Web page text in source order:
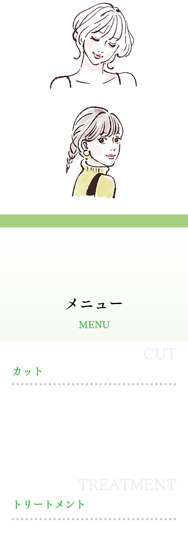
メニュー
MENU
​カット
トリートメント